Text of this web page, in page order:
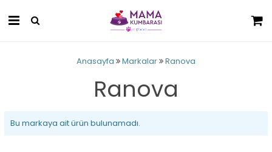
Anasayfa Markalar Ranova
Ranova
Bu markaya ait ürün bulunamadı.